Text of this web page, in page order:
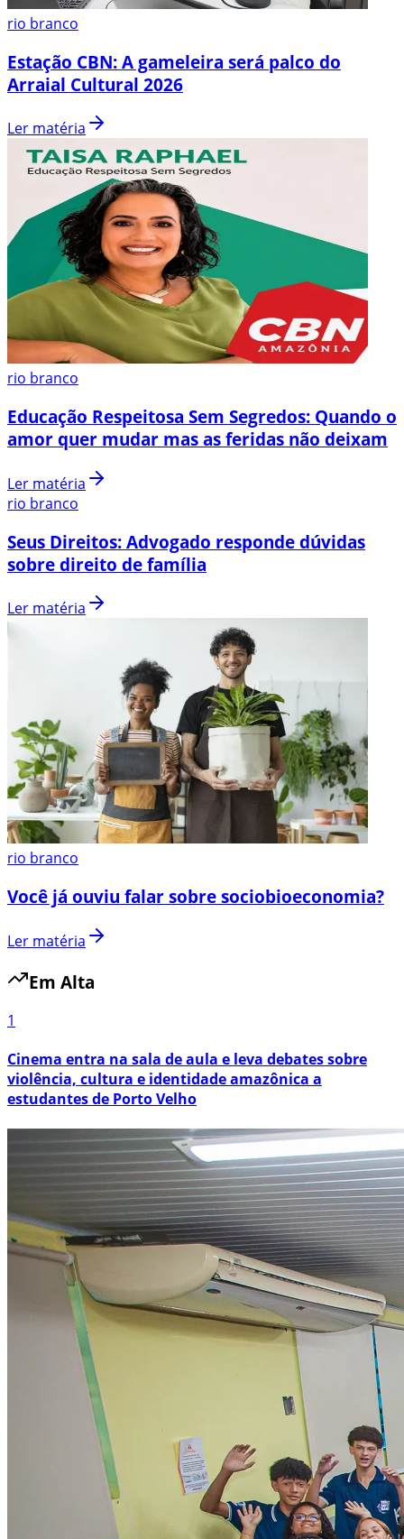
rio branco
Estação CBN: A gameleira será palco do
Arraial Cultural 2026
Ler matéria
rio branco
Educação Respeitosa Sem Segredos: Quando o
amor quer mudar mas as feridas não deixam
Ler matéria
rio branco
Seus Direitos: Advogado responde dúvidas
sobre direito de família
Ler matéria
rio branco
Você já ouviu falar sobre sociobioeconomia?
Ler matéria
Em Alta
1
Cinema entra na sala de aula e leva debates sobre
violência, cultura e identidade amazônica a
estudantes de Porto Velho